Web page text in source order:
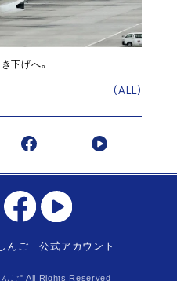
下げへ。
(ALL)
んご 公式アカウント
んご" All Rights Reserved